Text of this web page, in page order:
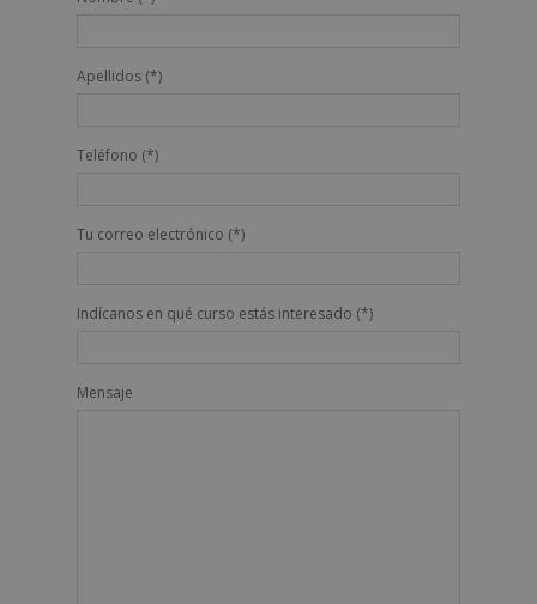
Apellidos (*)
Teléfono (*)
Tu correo electrónico (*)
Indícanos en qué curso estás interesado (*)
Mensaje